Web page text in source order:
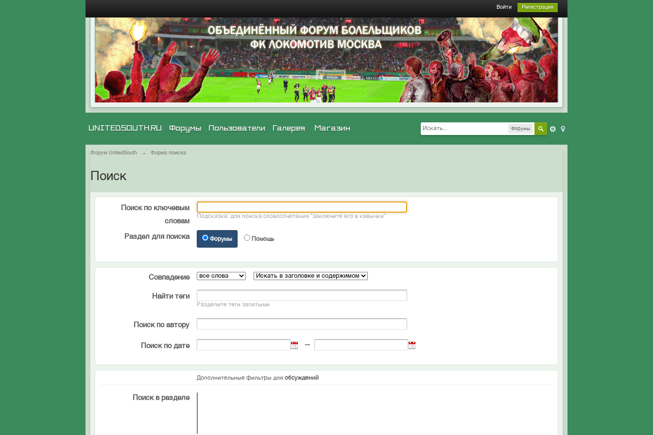
Войти Регистрация
Форумы
UNITEDSOUTH.RU Галерея Магазин
Форумы Пользователи
Форум UnitedSouth → Форма поиска
Поиск
Поиск по ключевым
словам
Подсказка: для поиска словосочетания "заключите его в кавычки"
Раздел для поиска Форумы Помощь
Совпадение
Найти теги
Разделите теги запятыми
Поиск по автору
Поиск по дате —
Дополнительные фильтры для обсуждений
Поиск в разделе